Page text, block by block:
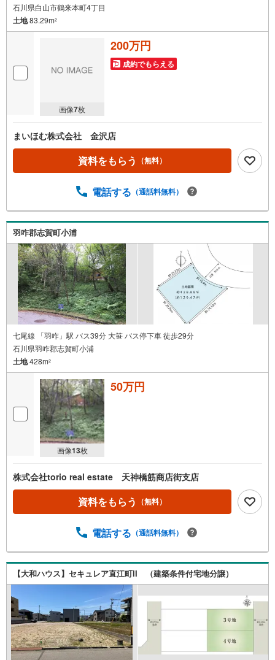
石川県白山市鶴来本町4丁目
土地83.29m2
画像7枚
200万円
成約でもらえる
まいほむ株式会社 金沢店
資料をもらう （無料）
電話する （通話料無料）
羽咋郡志賀町小浦
七尾線 「羽咋」駅 バス39分 大笹 バス停下車 徒歩29分
石川県羽咋郡志賀町小浦
土地428m2
画像13枚
50万円
株式会社torio real estate 天神橋筋商店街支店
資料をもらう （無料）
電話する （通話料無料）
【大和ハウス】セキュレア直江町II （建築条件付宅地分譲）